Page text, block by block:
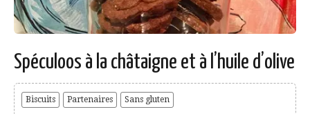
Spéculoos à la châtaigne et à l’huile d’olive
Biscuits Partenaires Sans gluten